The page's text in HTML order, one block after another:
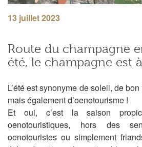
13 juillet 2023
Route du champagne
été, le champagne est
L’étéest synonyme de soleil, de
mais également d’oenotourisme !
Et oui, c’est la saison
oenotouristiques, hors des
oenotouristes ou simplement fri